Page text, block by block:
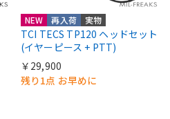
NEW 再入荷 実物
TCI TECS TP120 ヘッドセット
(イヤーピース + PTT)
￥29,900
残り1点 お早めに